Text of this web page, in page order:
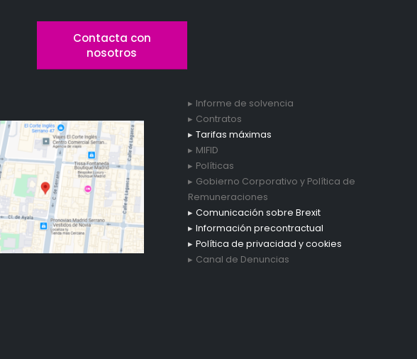
Contacta con
nosotros
Informe de solvencia
Contratos
Tarifas máximas
MIFID
Políticas
Gobierno Corporativo y Política de
Remuneraciones
Comunicación sobre Brexit
Información precontractual
Política de privacidad y cookies
Canal de Denuncias